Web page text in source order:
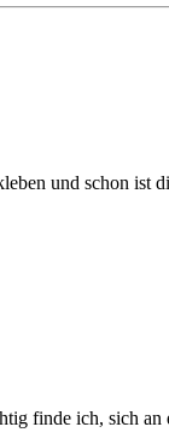
und schon ist
finde ich, sich